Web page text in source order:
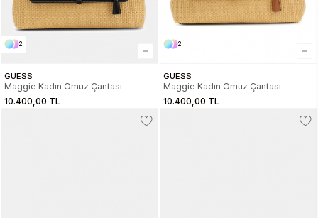
2
GUESS
Maggie Kadın Omuz Çantası
10.400,00 TL
2
GUESS
Maggie Kadın Omuz Çantası
10.400,00 TL